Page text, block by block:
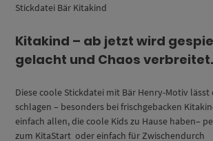
Stickdatei Bär Kitakind
Kitakind – ab jetzt wird
gelacht und Chaos verbreitet.
Diese coole Stickdatei mit Bär Henry-Motiv lässt
schlagen – besonders bei frischgebacken
einfach allen, die coole Kids zu Hause haben–
zum KitaStart oder einfach für Zwischendurch